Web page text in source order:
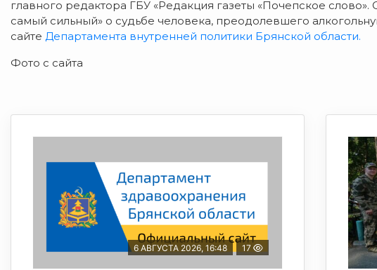
главного редактора ГБУ «Редакция газеты «Почепское
самый сильный» о судьбе человека, преодолевшего
сайте Департамента внутренней политики Брянской области.
Фото с сайта
6 АВГУСТА 2026, 16:48 17